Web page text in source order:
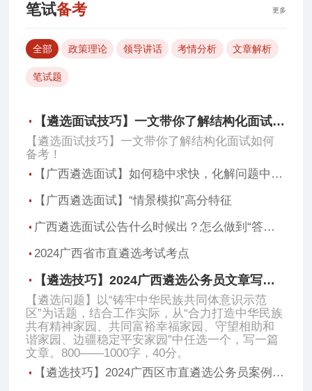
笔试备考 更多
全部 政策理论 领导讲话 考情分析 文章解析
笔试题
【遴选面试技巧】一文带你了解结构化面试如何备考！
【遴选面试技巧】一文带你了解结构化面试如何
备考！
【广西遴选面试】如何稳中求快，化解问题中的突发情境？
【广西遴选面试】“情景模拟”高分特征
广西遴选面试公告什么时候出？怎么做到“答题有高度”？
2024广西省市直遴选考试考点
【遴选技巧】2024广西遴选公务员文章写作不会写？看这里！
【遴选问题】以“铸牢中华民族共同体意识示范
区”为话题，结合工作实际，从“合力打造中华民族
共有精神家园、共同富裕幸福家园、守望相助和
谐家园、边疆稳定平安家园”中任选一个，写一篇
文章。800——1000字，40分。
【遴选技巧】2024广西区市直遴选公务员案例分析该怎么写？